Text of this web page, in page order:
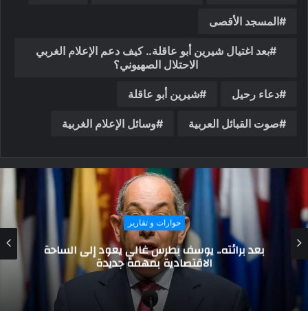
المسجد الأقصى
بعد اغتيال شيرين أبو عاقلة.. كيف دعم الإعلام الغربي
الاحتلال الصهيوني؟
دعاء رحيل شيرين أبو عاقلة
صوت القبائل العربية وسائل الإعلام الغربية
حوارات و تقارير
رسائل رئيس الوزراء..تعرف على الرؤى جديدة لتعزيز
الاقتصاد المصري